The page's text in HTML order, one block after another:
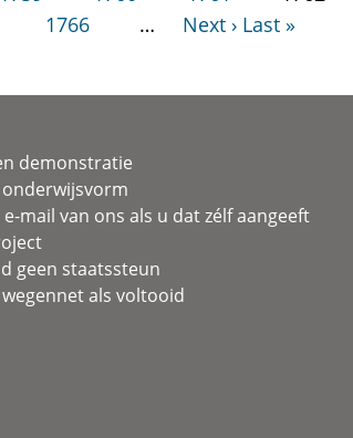
1766 … Next › Last »
demonstratie
mail van ons als u dat zélf aangeeft
geen staatssteun
als voltooid